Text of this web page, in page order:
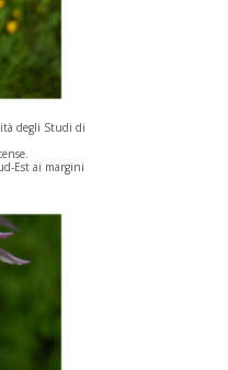
degli Studi di
Est ai margini